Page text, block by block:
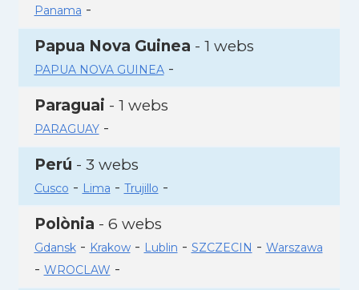
Panama -
Papua Nova Guinea - 1 webs
PAPUA NOVA GUINEA-
Paraguai - 1 webs
PARAGUAY-
Perú - 3 webs
Cusco - Lima - Trujillo -
Polònia - 6 webs
Gdansk- Krakow- Lublin - SZCZECIN - Warszawa
- WROCLAW -